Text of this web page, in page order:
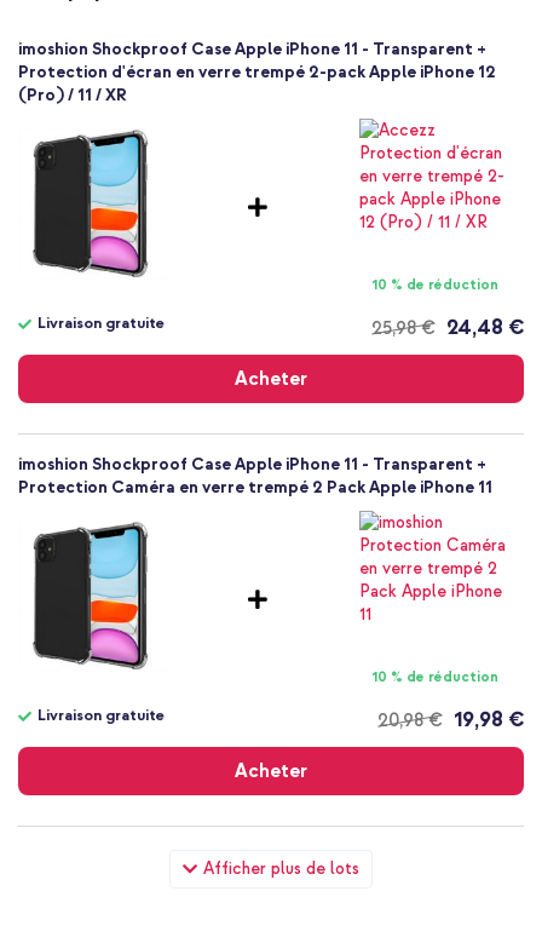
iP1140639901
Transparent
Silicones et TPU (doux)
Aucun
Afficher plus de lots
imoshion Shockproof Case Apple iPhone 11 - Transparent +
Protection d'écran en verre trempé 2-pack Apple iPhone 12
(Pro) / 11 / XR
10 % de réduction
25,98 €
Livraison gratuite 24,48 €
Acheter
gratuite
imoshion Shockproof Case Apple iPhone 11 - Transparent +
Protection Caméra en verre trempé 2 Pack Apple iPhone 11
10 % de réduction
20,98 €
Livraison gratuite 19,98 €
Acheter
gratuite
imoshion Shockproof Case Apple iPhone 11 - Transparent +
Wall Charger - Chargeur - Connexion USB-C et USB - Power